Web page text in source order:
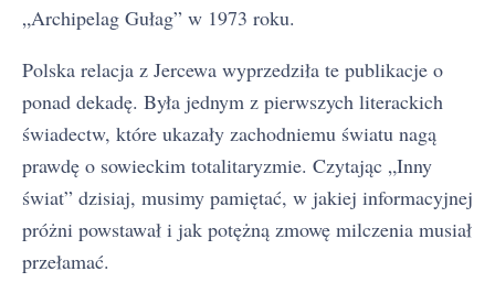
„Archipelag Gułag” w 1973 roku.
Polska relacja z Jercewa wyprzedziła te publikacje o
ponad dekadę. Była jednym z pierwszych literackich
świadectw, które ukazały zachodniemu światu nagą
prawdę o sowieckim totalitaryzmie. Czytając „Inny
świat” dzisiaj, musimy pamiętać, w jakiej informacyjnej
próżni powstawał i jak potężną zmowę milczenia musiał
przełamać.
1 Inny świat - streszczenie krótkie i szczegółowe
Inny świat - bohaterowie